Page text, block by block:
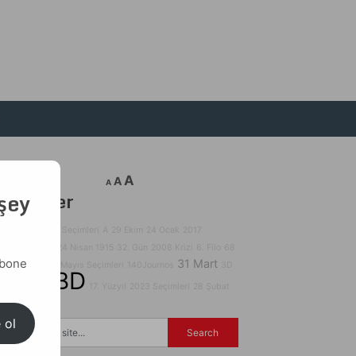
A AA
Etiketler
15 Temmuz
31 Mart
ABD
ol